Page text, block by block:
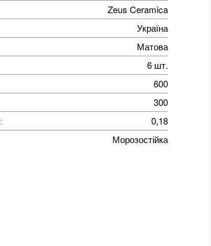
Zeus Ceramica
Україна
Матова
6 шт.
600
300
:
0,18
Морозостійка